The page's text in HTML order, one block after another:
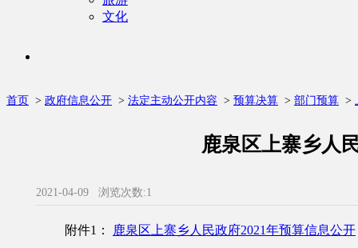
文化
首页 > 政府信息公开 > 法定主动公开内容 > 预算决算 > 部门预算 >
鹿泉区上寨乡人
2021-04-09 浏览次数:1
附件1： 鹿泉区上寨乡人民政府2021年预算信息公开